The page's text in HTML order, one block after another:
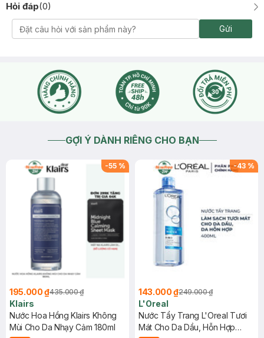
Hỏi đáp(0)
Gửi
GỢI Ý DÀNH RIÊNG CHO BẠN
-55 %
195.000 ₫435.000 ₫
Klairs
Nước Hoa Hồng Klairs Không
Mùi Cho Da Nhạy Cảm 180ml
-43 %
143.000 ₫249.000 ₫
L'Oreal
Nước Tẩy Trang L'Oreal Tươi
Mát Cho Da Dầu, Hỗn Hợp